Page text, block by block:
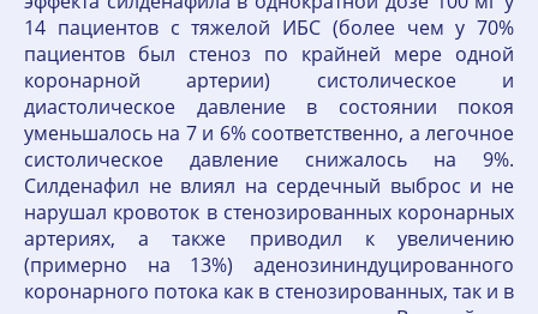
14 пациентов с тяжелой ИБС (более чем у 70%
пациентов был стеноз по крайней мере одной
коронарной артерии) систолическое и
диастолическое давление в состоянии покоя
уменьшалось на 7 и 6% соответственно, а легочное
систолическое давление снижалось на 9%.
Силденафил не влиял на сердечный выброс и не
нарушал кровоток в стенозированных коронарных
артериях, а также приводил к увеличению
(примерно на 13%) аденозининдуцированного
коронарного потока как в стенозированных, так и в